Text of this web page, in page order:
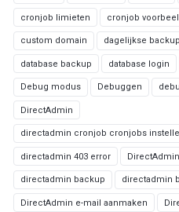
cronjob limieten cronjob
custom domain dagelijkse backup
database backup database login
Debug modus Debuggen
DirectAdmin
directadmin cronjob cronjobs
directadmin 403 error
directadmin backup directadmin
DirectAdmin e-mail aanmaken